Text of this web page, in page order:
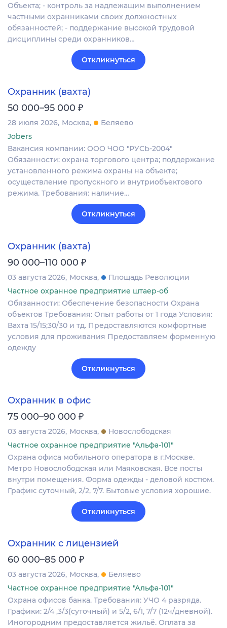
Объекта; - контроль за надлежащим выполнением
частными охранниками своих должностных
обязанностей; - поддержание высокой трудовой
дисциплины среди охранников…
Откликнуться
Охранник (вахта)
50 000–95 000 ₽
28 июля 2026 Москва
Беляево
Jobers
Вакансия компании: ООО ЧОО "РУСЬ-2004"
Обязанности: охрана торгового центра; поддержание
установленного режима охраны на объекте;
осуществление пропускного и внутриобъектового
режима. Требования: наличие…
Откликнуться
Охранник (вахта)
90 000–110 000 ₽
03 августа 2026 Москва
Площадь Революции
Частное охранное предприятие штаер-об
Обязанности: Обеспечение безопасности Охрана
объектов Требования: Опыт работы от 1 года Условия:
Вахта 15/15;30/30 и тд. Предоставляются комфортные
условия для проживания Предоставляем форменную
одежду
Откликнуться
Охранник в офис
75 000–90 000 ₽
03 августа 2026 Москва
Новослободская
Частное охранное предприятие "Альфа-101"
Охрана офиса мобильного оператора в г.Москве.
Метро Новослободская или Маяковская. Все посты
внутри помещения. Форма одежды - деловой костюм.
График: суточный, 2/2, 7/7. Бытовые условия хорошие.
Откликнуться
Охранник с лицензией
60 000–85 000 ₽
03 августа 2026 Москва
Беляево
Частное охранное предприятие "Альфа-101"
Охрана офисов банка. Требования: УЧО 4 разряда.
Графики: 2/4 ,3/3(суточный) и 5/2, 6/1, 7/7 (12ч/дневной).
Иногородним предоставляется жильё. Оплата за